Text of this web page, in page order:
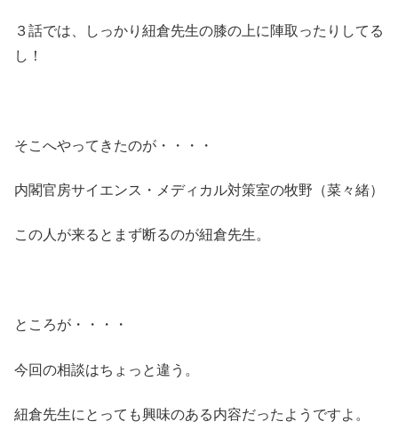
３話では、しっかり紐倉先生の膝の上に陣取ったりしてる
し！
そこへやってきたのが・・・・
内閣官房サイエンス・メディカル対策室の牧野（菜々緒）
この人が来るとまず断るのが紐倉先生。
ところが・・・・
今回の相談はちょっと違う。
紐倉先生にとっても興味のある内容だったようですよ。